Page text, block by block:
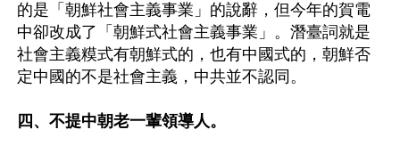
的是「朝鮮社會主義事業」的說辭，但今年的賀電
中卻改成了「朝鮮式社會主義事業」。潛臺詞就是
社會主義糢式有朝鮮式的，也有中國式的，朝鮮否
定中國的不是社會主義，中共並不認同。
四、不提中朝老一輩領導人。